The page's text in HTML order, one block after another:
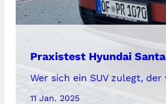
Praxistest Hyundai
Wer sich ein SUV zulegt,
11 Jan. 2025